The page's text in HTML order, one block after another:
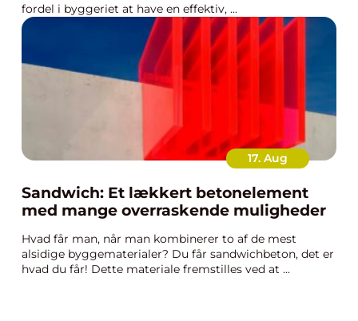
fordel i byggeriet at have en effektiv, ...
17. Aug
Sandwich: Et lækkert betonelement
med mange overraskende muligheder
Hvad får man, når man kombinerer to af de mest
alsidige byggematerialer? Du får sandwichbeton, det er
hvad du får! Dette materiale fremstilles ved at ...